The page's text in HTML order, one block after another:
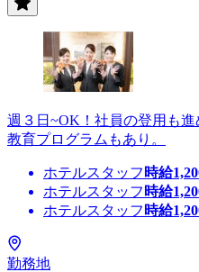
週３日~OK！社員の登用も
教育プログラムもあり。
ホテルスタッフ 時給
ホテルスタッフ 時給
ホテルスタッフ 時給
勤務地